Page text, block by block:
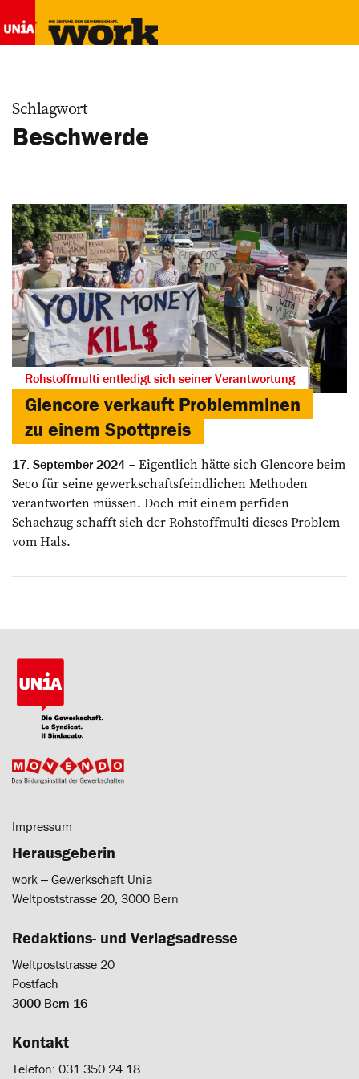
Schlagwort
Beschwerde
Rohstoffmulti entledigt sich seiner Verantwortung
Glencore verkauft Problemminen
zu einem Spottpreis
17. September 2024
Eigentlich hätte sich Glencore beim
Seco für seine gewerkschaftsfeindlichen Methoden
verantworten müssen. Doch mit einem perfiden
Schachzug schafft sich der Rohstoffmulti dieses Problem
vom Hals.
Impressum
Herausgeberin
work ‒ Gewerkschaft Unia
Weltpoststrasse 20, 3000 Bern
Redaktions- und Verlagsadresse
Weltpoststrasse 20
Postfach
3000 Bern 16
Kontakt
Telefon: 031 350 24 18